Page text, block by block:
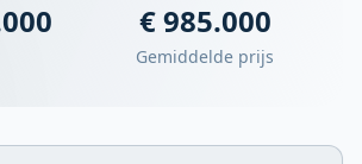
€ 985.000
Gemiddelde prijs